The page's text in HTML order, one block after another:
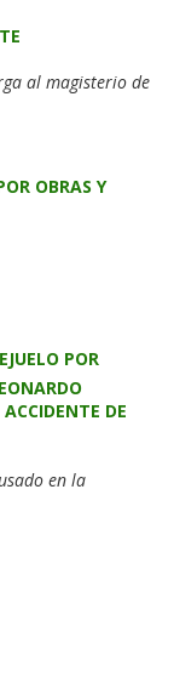
al magisterio de
OBRAS Y
POR
DE
en la